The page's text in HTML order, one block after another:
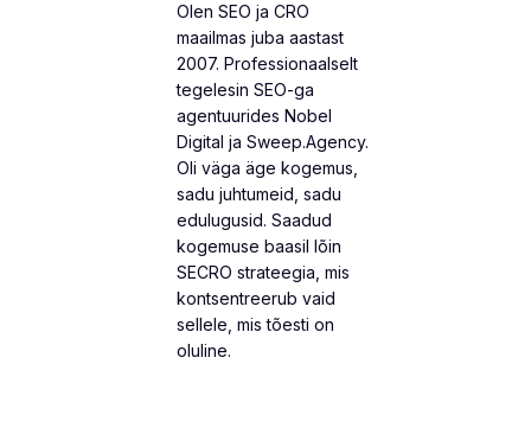
Olen SEO ja CRO
maailmas juba aastast
2007. Professionaalselt
tegelesin SEO-ga
agentuurides Nobel
Digital ja Sweep.Agency.
Oli väga äge kogemus,
sadu juhtumeid, sadu
edulugusid. Saadud
kogemuse baasil lõin
SECRO strateegia, mis
kontsentreerub vaid
sellele, mis tõesti on
oluline.